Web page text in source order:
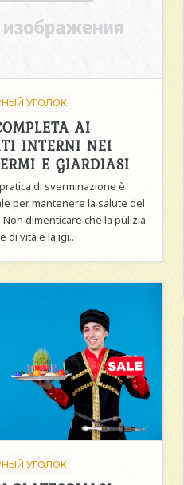
УГОЛОК
AI
INTERNI NEI
E GIARDIASI
di sverminazione è
per mantenere la salute del
dimenticare che la pulizia
di vita e la igi..
УГОЛОК